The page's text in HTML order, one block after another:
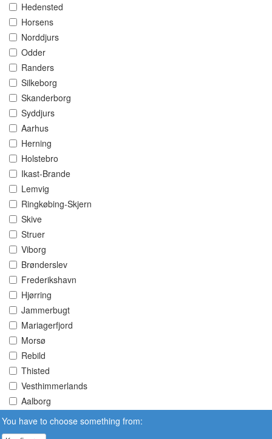
Hedensted
Horsens
Norddjurs
Odder
Randers
Silkeborg
Skanderborg
Syddjurs
Aarhus
Herning
Holstebro
Ikast-Brande
Lemvig
Ringkøbing-Skjern
Skive
Struer
Viborg
Brønderslev
Frederikshavn
Hjørring
Jammerbugt
Mariagerfjord
Morsø
Rebild
Thisted
Vesthimmerlands
Aalborg
You have to choose something from: